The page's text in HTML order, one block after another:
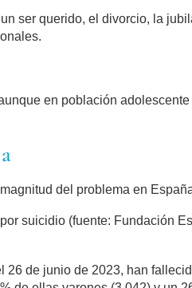
ser querido, el divorcio, la
en población
del problema en
suicidio (fuente: Fundación
de junio de 2023, han